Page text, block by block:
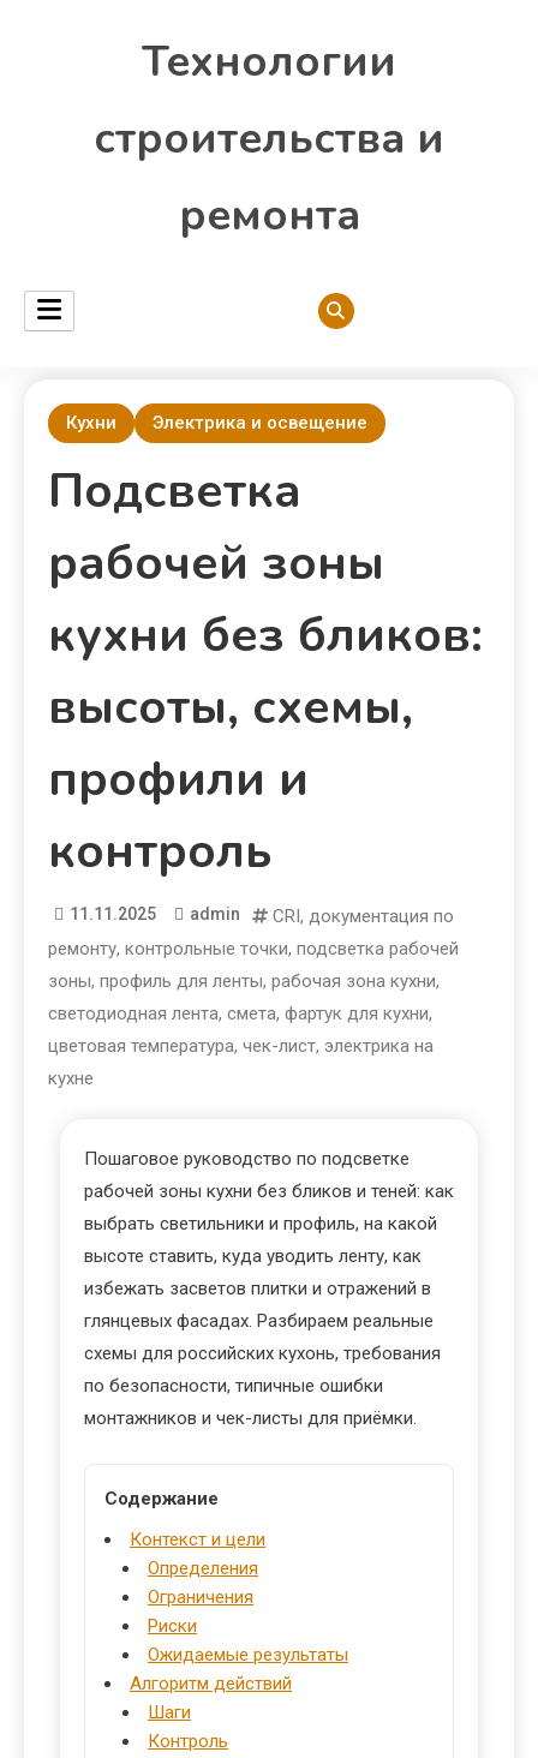
Технологии
строительства и
ремонта
Кухни Электрика и освещение
Подсветка
рабочей зоны
кухни без бликов:
высоты, схемы,
профили и
контроль
11.11.2025 admin CRI, документация по
ремонту, контрольные точки, подсветка рабочей
зоны, профиль для ленты, рабочая зона кухни,
светодиодная лента, смета, фартук для кухни,
цветовая температура, чек-лист, электрика на
кухне
Пошаговое руководство по подсветке
рабочей зоны кухни без бликов и теней: как
выбрать светильники и профиль, на какой
высоте ставить, куда уводить ленту, как
избежать засветов плитки и отражений в
глянцевых фасадах. Разбираем реальные
схемы для российских кухонь, требования
по безопасности, типичные ошибки
монтажников и чек-листы для приёмки.
Содержание
Контекст и цели
Определения
Ограничения
Риски
Ожидаемые результаты
Алгоритм действий
Шаги
Контроль